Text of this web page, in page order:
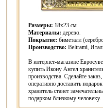
Размеры: 18х23 см.
Материалы: дерево.
Покрытие: биметалл
Производство: Beltrami,
В интернет-магазине
купить Икону Ангел
производства. Сделайте
оперативно доставить
xранитель станет
подарком близкому человеку.